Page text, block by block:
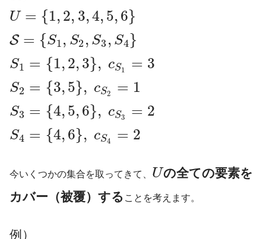
経営工学（けいえいこうがく、
英: engineering management）は、人・
システムの設計・改善・確立に関する活動
である。そのシステムから得られる結果を
明示し、予測し、評価するために、工学的
な分析・設計の原理・方法とともに、数
学、物理および社会科学の専門知識と経験
引用元 :経営工学 – Wikipedia
U = {1, 2, 3,4, 5, 6}
S = {S1, S2 , S3, S4}
S1 = {1, 2, 3}, cS1 = 3
S2 = {3, 5}, cS2 = 1
S3 = {4, 5, 6}, cS3 = 2
S4 = {4, 6}, cS4 = 2
今いくつかの集合を取ってきて、 Uの全ての要素を
カバー（被覆）する ことを考えます。
例）